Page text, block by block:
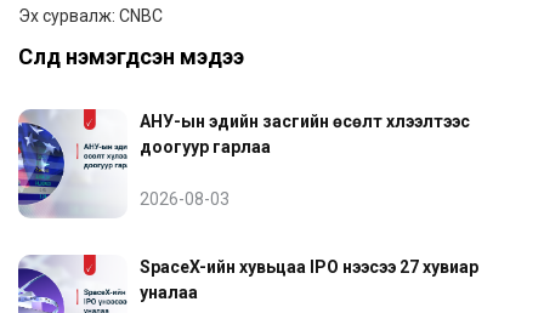
Эх сурвалж: CNBC
Сүүлд нэмэгдсэн мэдээ
АНУ-ын эдийн засгийн өсөлт хүлээлтээс
доогуур гарлаа
2026-08-03
SpaceX-ийн хувьцаа IPO үнээсээ 27 хувиар
уналаа